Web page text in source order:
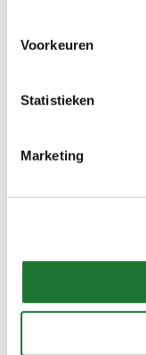
Voorkeuren
Statistieken
Marketing